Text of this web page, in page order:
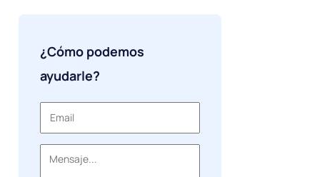
¿Cómo podemos
ayudarle?